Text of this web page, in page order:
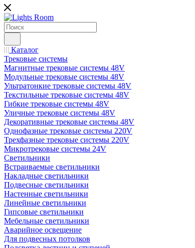
Каталог
Трековые системы
Магнитные трековые системы 48V
Модульные трековые системы 48V
Ультратонкие трековые системы 48V
Текстильные трековые системы 48V
Гибкие трековые системы 48V
Уличные трековые системы 48V
Декоративные трековые системы 48V
Однофазные трековые системы 220V
Трехфазные трековые системы 220V
Микротрековые системы 24V
Светильники
Встраиваемые светильники
Накладные светильники
Подвесные светильники
Настенные светильники
Линейные светильники
Гипсовые светильники
Мебельные светильники
Аварийное освещение
Для подвесных потолков